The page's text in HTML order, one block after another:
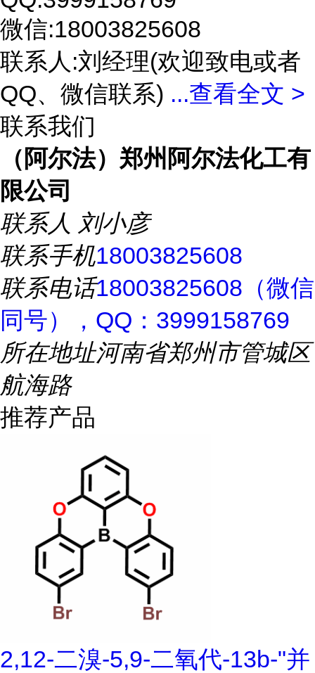
微信:18003825608
联系人:刘经理(欢迎致电或者
QQ、微信联系) ...查看全文 >
联系我们
（阿尔法）郑州阿尔法化工有
限公司
联系人 刘小彦
联系手机18003825608
联系电话18003825608（微信
同号），QQ：3999158769
所在地址河南省郑州市管城区
航海路
推荐产品
2,12-二溴-5,9-二氧代-13b-"并